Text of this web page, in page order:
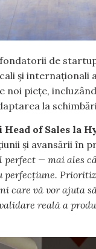
de
și
noi piețe,
la
of Sales la
și avansării în
— mai ales
care vă vor ajuta
reală a